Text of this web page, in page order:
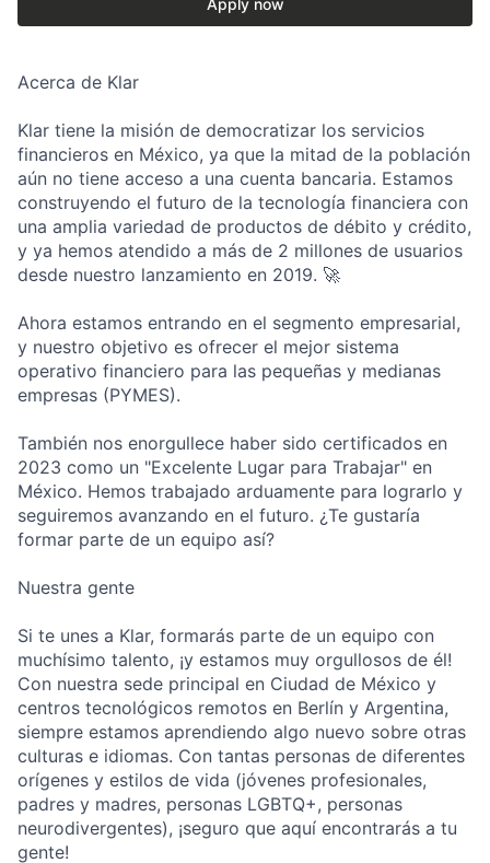
Apply now
Acerca de Klar
Klar tiene la misión de democratizar los servicios
financieros en México, ya que la mitad de la población
aún no tiene acceso a una cuenta bancaria. Estamos
construyendo el futuro de la tecnología financiera con
una amplia variedad de productos de débito y crédito,
y ya hemos atendido a más de 2 millones de usuarios
desde nuestro lanzamiento en 2019. 🚀
Ahora estamos entrando en el segmento empresarial,
y nuestro objetivo es ofrecer el mejor sistema
operativo financiero para las pequeñas y medianas
empresas (PYMES).
También nos enorgullece haber sido certificados en
2023 como un "Excelente Lugar para Trabajar" en
México. Hemos trabajado arduamente para lograrlo y
seguiremos avanzando en el futuro. ¿Te gustaría
formar parte de un equipo así?
Nuestra gente
Si te unes a Klar, formarás parte de un equipo con
muchísimo talento, ¡y estamos muy orgullosos de él!
Con nuestra sede principal en Ciudad de México y
centros tecnológicos remotos en Berlín y Argentina,
siempre estamos aprendiendo algo nuevo sobre otras
culturas e idiomas. Con tantas personas de diferentes
orígenes y estilos de vida (jóvenes profesionales,
padres y madres, personas LGBTQ+, personas
neurodivergentes), ¡seguro que aquí encontrarás a tu
gente!